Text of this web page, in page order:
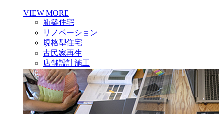
VIEW MORE
新築住宅
リノベーション
規格型住宅
古民家再生
店舗設計施工